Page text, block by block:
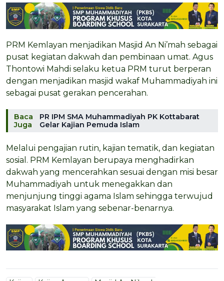
PRM Kemlayan menjadikan Masjid An Ni’mah sebagai
pusat kegiatan dakwah dan pembinaan umat. Agus
Thontowi Mahdi selaku ketua PRM turut berperan
dengan menjadikan masjid wakaf Muhammadiyah ini
sebagai pusat gerakan pencerahan.
Baca
Juga
PR IPM SMA Muhammadiyah PK Kottabarat
Gelar Kajian Pemuda Islam
Melalui pengajian rutin, kajian tematik, dan kegiatan
sosial. PRM Kemlayan berupaya menghadirkan
dakwah yang mencerahkan sesuai dengan misi besar
Muhammadiyah untuk menegakkan dan
menjunjung tinggi agama Islam sehingga terwujud
masyarakat Islam yang sebenar-benarnya.